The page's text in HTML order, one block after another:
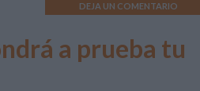
DEJA UN COMENTARIO
a prueba tu